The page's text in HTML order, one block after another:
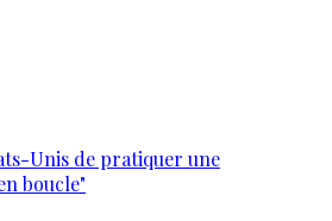
Unis de pratiquer une
boucle"